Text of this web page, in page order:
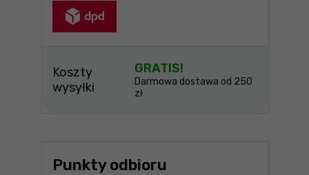
Koszty
wysyłki
GRATIS!
Darmowa dostawa od 250
zł
Punkty odbioru